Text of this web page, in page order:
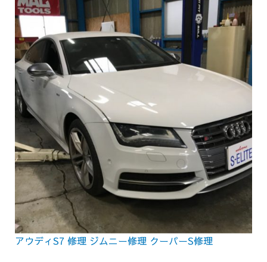
アウディS7 修理 ジムニー修理 クーパーS修理